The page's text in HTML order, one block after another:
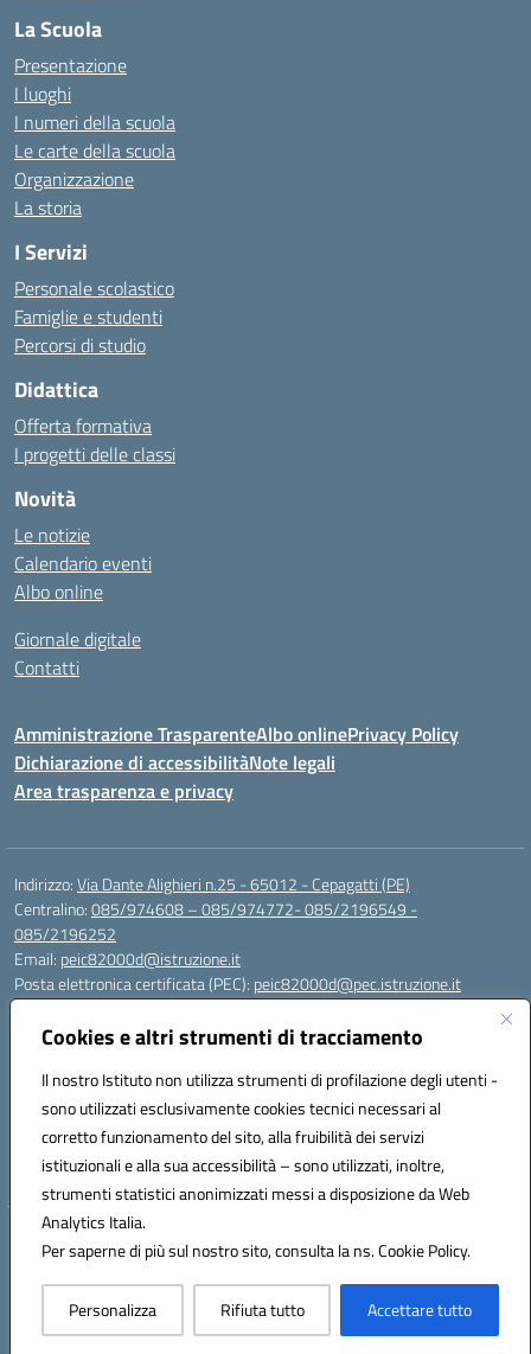
Cookies e altri strumenti di tracciamento
Il nostro Istituto non utilizza strumenti di profilazione degli utenti -
sono utilizzati esclusivamente cookies tecnici necessari al
corretto funzionamento del sito, alla fruibilità dei servizi
istituzionali e alla sua accessibilità – sono utilizzati, inoltre,
strumenti statistici anonimizzati messi a disposizione da Web
Analytics Italia.
Per saperne di più sul nostro sito, consulta la ns. Cookie Policy.
Personalizza Rifiuta tutto Accettare tutto
La Scuola
Presentazione
I luoghi
I numeri della scuola
Le carte della scuola
Organizzazione
La storia
I Servizi
Personale scolastico
Famiglie e studenti
Percorsi di studio
Didattica
Offerta formativa
I progetti delle classi
Novità
Le notizie
Calendario eventi
Albo online
Giornale digitale
Contatti
Amministrazione TrasparenteAlbo onlinePrivacy Policy
Dichiarazione di accessibilitàNote legali
Area trasparenza e privacy
Indirizzo:Via Dante Alighieri n.25 - 65012 - Cepagatti (PE)
Centralino:085/974608 – 085/974772- 085/2196549 -
085/2196252
Email: peic82000d@istruzione.it
Posta elettronica certificata (PEC): peic82000d@pec.istruzione.it
Codice fiscale: 91100590685
Codice meccanografico: PEIC82000D
Codice Indice delle Pubbliche Amministrazioni (IPA): istsc_peic82000d
Codice unico di fatturazione (CUF): UFYS5I
Sede provvisoria dell'Istituto Comprensivo Cepagatti
Via Elsa Morante, 12 - 65012 - Villareia (PE)
Hosting & Powered by 3D Solution S.r.l.
Concept & Design by Designers Italia